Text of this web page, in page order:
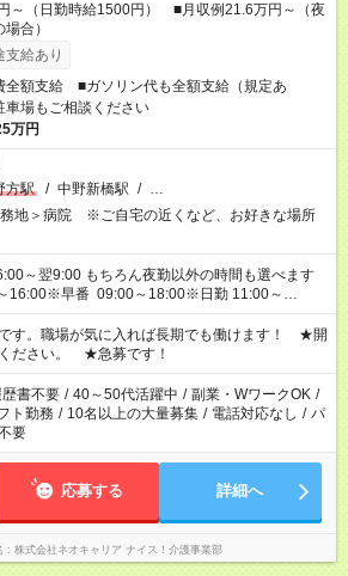
～（日勤時給1500円） ■月収例21.6万円～（夜
合）
支給あり
全額支給 ■ガソリン代も全額支給（規定あ
場もご相談ください
万円
方駅 / 中野新橋駅 / …
務地＞病院 ※ご自宅の近くなど、お好きな場所
～翌9:00 もちろん夜勤以外の時間も選べます
～16:00※早番 09:00～18:00※日勤 11:00～
間は、固定・選べる施設もあるので、ご希望が
ます！ ※シフト制。勤務地により実働時間が異
庭の都合でお休みが必要な場合も遠慮なくご相談
す。職場が気に入れば長期でも働けます！ ★開
ださい。 ★急募です！
歴書不要 / 40～50代活躍中 / 副業・WワークOK /
ト勤務 / 10名以上の大量募集 / 電話対応なし / パ
要
応募する 詳細へ
株式会社ネオキャリア ナイス！介護事業部